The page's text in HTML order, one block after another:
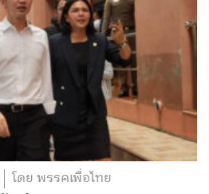
โดย พรรคเพื่อไทย